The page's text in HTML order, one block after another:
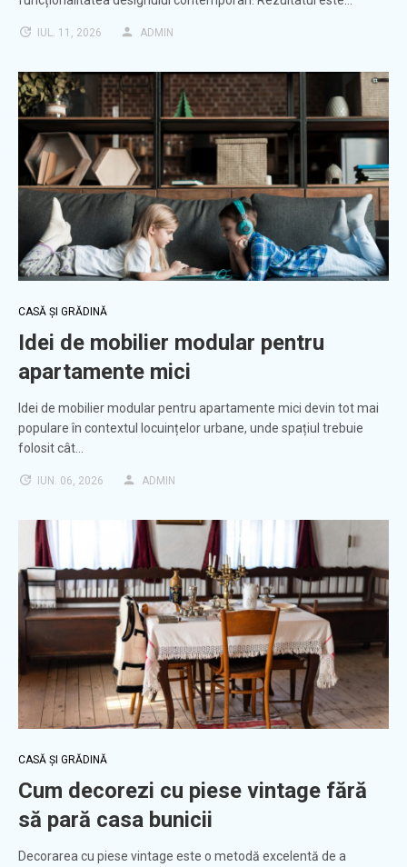
IUL. 11, 2026 ADMIN
CASĂ ȘI GRĂDINĂ
Idei de mobilier modular pentru
apartamente mici
Idei de mobilier modular pentru apartamente mici devin tot mai
populare în contextul locuințelor urbane, unde spațiul trebuie
folosit cât…
IUN. 06, 2026 ADMIN
CASĂ ȘI GRĂDINĂ
Cum decorezi cu piese vintage fără
să pară casa bunicii
Decorarea cu piese vintage este o metodă excelentă de a